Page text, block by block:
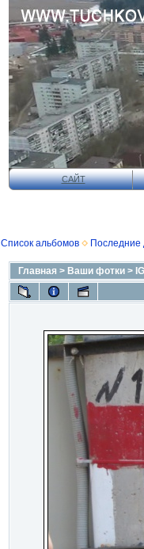
САЙТ
Список альбомов
Последние
Главная > Ваши фотки >